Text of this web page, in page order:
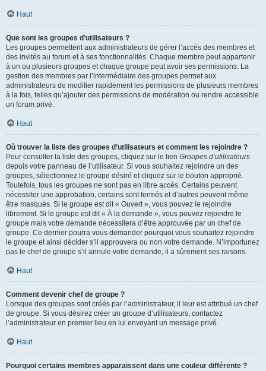
Haut
Que sont les groupes d’utilisateurs ?
Les groupes permettent aux administrateurs de gérer l’accès des membres et
des invités au forum et à ses fonctionnalités. Chaque membre peut appartenir
à un ou plusieurs groupes et chaque groupe peut avoir ses permissions. La
gestion des membres par l’intermédiaire des groupes permet aux
administrateurs de modifier rapidement les permissions de plusieurs membres
à la fois, telles qu’ajouter des permissions de modération ou rendre accessible
un forum privé.
Haut
Où trouver la liste des groupes d’utilisateurs et comment les rejoindre ?
Pour consulter la liste des groupes, cliquez sur le lien Groupes d’utilisateurs
depuis votre panneau de l’utilisateur. Si vous souhaitez rejoindre un des
groupes, sélectionnez le groupe désiré et cliquez sur le bouton approprié.
Toutefois, tous les groupes ne sont pas en libre accès. Certains peuvent
nécessiter une approbation, certains sont fermés et d’autres peuvent même
être masqués. Si le groupe est dit « Ouvert », vous pouvez le rejoindre
librement. Si le groupe est dit « À la demande », vous pouvez rejoindre le
groupe mais votre demande nécessitera d’être approuvée par un chef de
groupe. Ce dernier pourra vous demander pourquoi vous souhaitez rejoindre
le groupe et ainsi décider s’il approuvera ou non votre demande. N’importunez
pas le chef de groupe s’il annule votre demande, il a sûrement ses raisons.
Haut
Comment devenir chef de groupe ?
Lorsque des groupes sont créés par l’administrateur, il leur est attribué un chef
de groupe. Si vous désirez créer un groupe d’utilisateurs, contactez
l’administrateur en premier lieu en lui envoyant un message privé.
Haut
Pourquoi certains membres apparaissent dans une couleur différente ?